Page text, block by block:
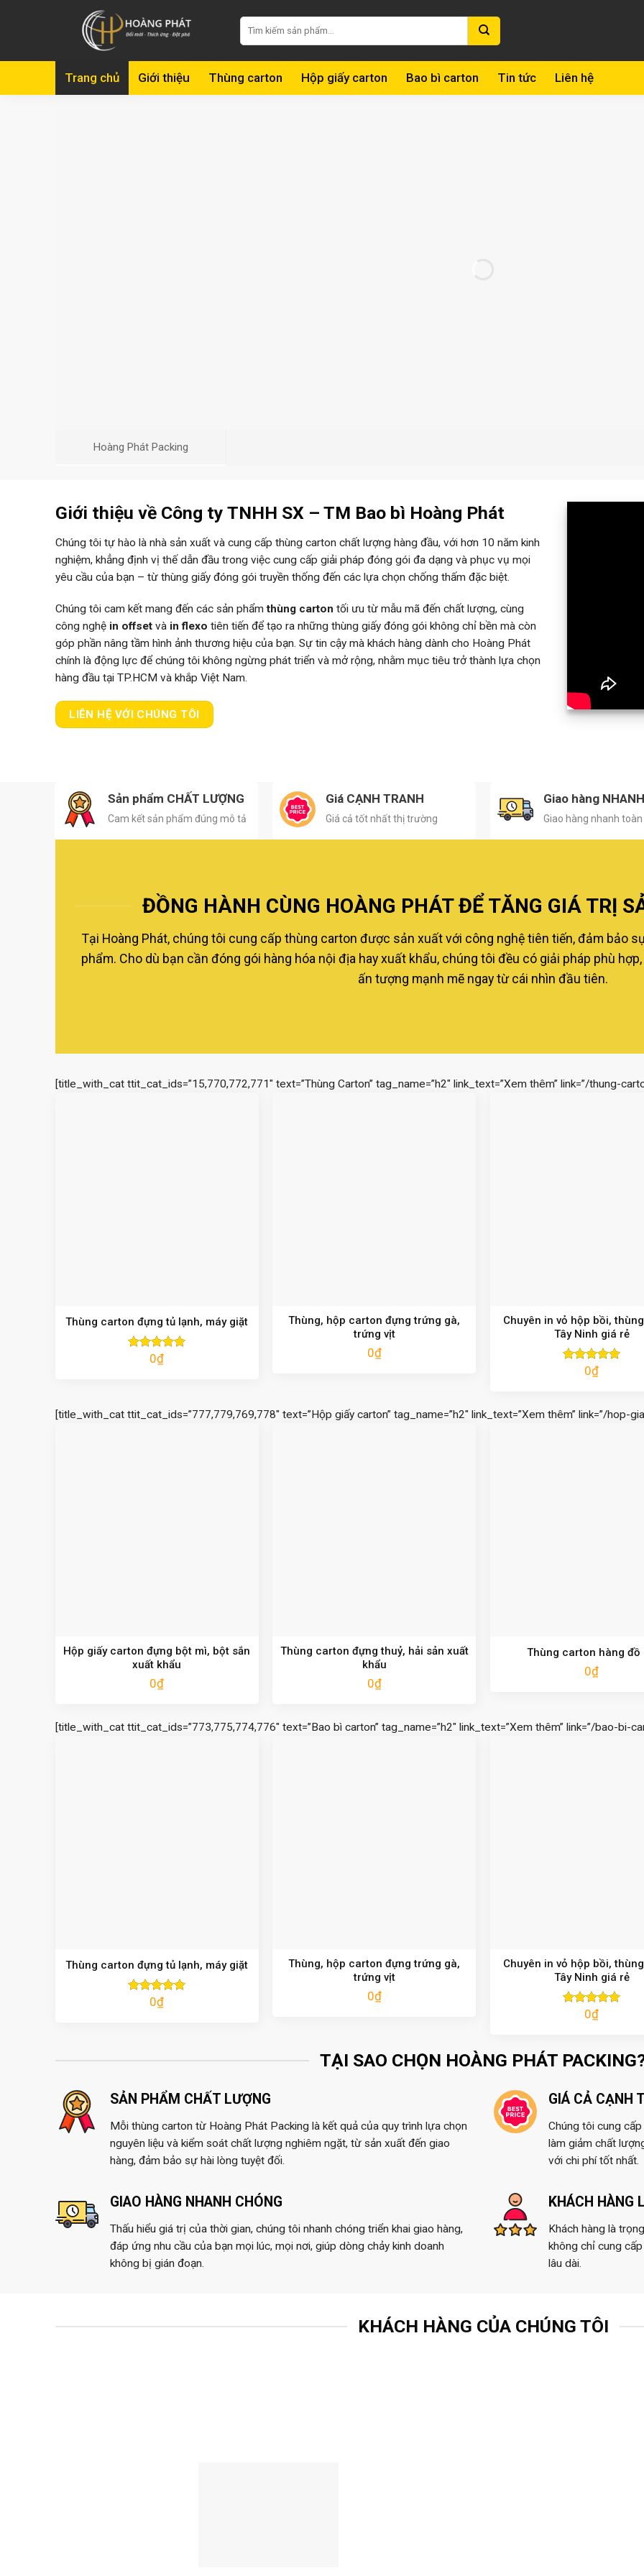
Tìm
kiếm:
Trang chủ Giới thiệu Thùng carton Hộp giấy carton Bao bì carton Tin tức Liên hệ
Hoàng Phát Packing
Giới thiệu về Công ty TNHH SX – TM Bao bì Hoàng Phát
Chúng tôi tự hào là nhà sản xuất và cung cấp thùng carton chất lượng hàng đầu, với hơn 10 năm kinh
nghiệm, khẳng định vị thế dẫn đầu trong việc cung cấp giải pháp đóng gói đa dạng và phục vụ mọi
yêu cầu của bạn – từ thùng giấy đóng gói truyền thống đến các lựa chọn chống thấm đặc biệt.
Chúng tôi cam kết mang đến các sản phẩmthùng carton tối ưu từ mẫu mã đến chất lượng, cùng
công nghệ in offset và in flexo tiên tiến để tạo ra những thùng giấy đóng gói không chỉ bền mà còn
góp phần nâng tầm hình ảnh thương hiệu của bạn. Sự tin cậy mà khách hàng dành cho Hoàng Phát
chính là động lực để chúng tôi không ngừng phát triển và mở rộng, nhằm mục tiêu trở thành lựa chọn
hàng đầu tại TP.HCM và khắp Việt Nam.
LIÊN HỆ VỚI CHÚNG TÔI
Sản phẩm CHẤT LƯỢNG
Cam kết sản phẩm đúng mô tả
Giá CẠNH TRANH
Giá cả tốt nhất thị trường
Giao hàng NHANH
Giao hàng nhanh
ĐỒNG HÀNH CÙNG HOÀNG PHÁT ĐỂ TĂNG GIÁ TRỊ
Tại Hoàng Phát, chúng tôi cung cấp thùng carton được sản xuất với công nghệ tiên tiến, đảm bảo
phẩm. Cho dù bạn cần đóng gói hàng hóa nội địa hay xuất khẩu, chúng tôi đều có giải pháp phù
ấn tượng mạnh mẽ ngay từ cái nhìn đầu tiên.
[title_with_cat ttit_cat_ids=”15,770,772,771″ text=”Thùng Carton” tag_name=”h2″ link_text=”Xem thêm” link=”/thung-
Thùng carton đựng tủ lạnh, máy giặt
Được xếp
0₫
Thùng, hộp carton đựng trứng gà,
trứng vịt
0₫
Chuyên in vỏ hộp bồi,
Tây Ninh giá rẻ
Được xếp
0₫
[title_with_cat ttit_cat_ids=”777,779,769,778″ text=”Hộp giấy carton” tag_name=”h2″ link_text=”Xem thêm” link=”/hop-
Hộp giấy carton đựng bột mì, bột sắn
xuất khẩu
0₫
Thùng carton đựng thuỷ, hải sản xuất
khẩu
0₫
Thùng carton hàng đồ
0₫
[title_with_cat ttit_cat_ids=”773,775,774,776″ text=”Bao bì carton” tag_name=”h2″ link_text=”Xem thêm” link=”/bao-bi-
Thùng carton đựng tủ lạnh, máy giặt
Được xếp
0₫
Thùng, hộp carton đựng trứng gà,
trứng vịt
0₫
Chuyên in vỏ hộp bồi,
Tây Ninh giá rẻ
Được xếp
0₫
TẠI SAO CHỌN HOÀNG PHÁT
SẢN PHẨM CHẤT LƯỢNG
Mỗi thùng carton từ Hoàng Phát Packing là kết quả của quy trình lựa chọn
nguyên liệu và kiểm soát chất lượng nghiêm ngặt, từ sản xuất đến giao
hàng, đảm bảo sự hài lòng tuyệt đối.
GIÁ CẢ CẠNH
Chúng tôi cung
làm giảm chất
với chi phí tốt nhất.
GIAO HÀNG NHANH CHÓNG
Thấu hiểu giá trị của thời gian, chúng tôi nhanh chóng triển khai giao hàng,
đáp ứng nhu cầu của bạn mọi lúc, mọi nơi, giúp dòng chảy kinh doanh
không bị gián đoạn.
KHÁCH HÀNG
Khách hàng là
không chỉ cung
lâu dài.
KHÁCH HÀNG CỦA CHÚNG TÔI